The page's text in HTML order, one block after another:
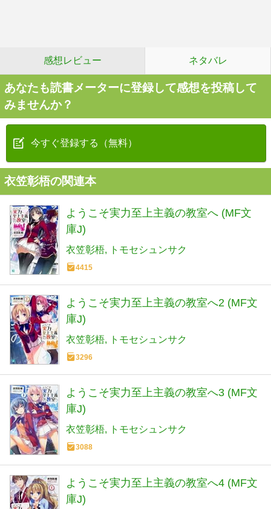
感想レビュー ネタバレ
あなたも読書メーターに登録して感想を投稿して
みませんか？
今すぐ登録する（無料）
衣笠彰梧の関連本
ようこそ実力至上主義の教室へ (MF文
庫J)
衣笠彰梧 トモセシュンサク
4415
ようこそ実力至上主義の教室へ2 (MF文
庫J)
衣笠彰梧 トモセシュンサク
3296
ようこそ実力至上主義の教室へ3 (MF文
庫J)
衣笠彰梧 トモセシュンサク
3088
ようこそ実力至上主義の教室へ4 (MF文
庫J)